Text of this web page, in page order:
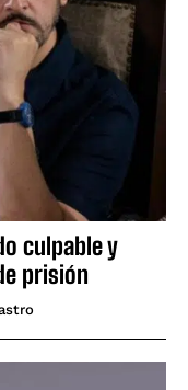
culpable y
prisión